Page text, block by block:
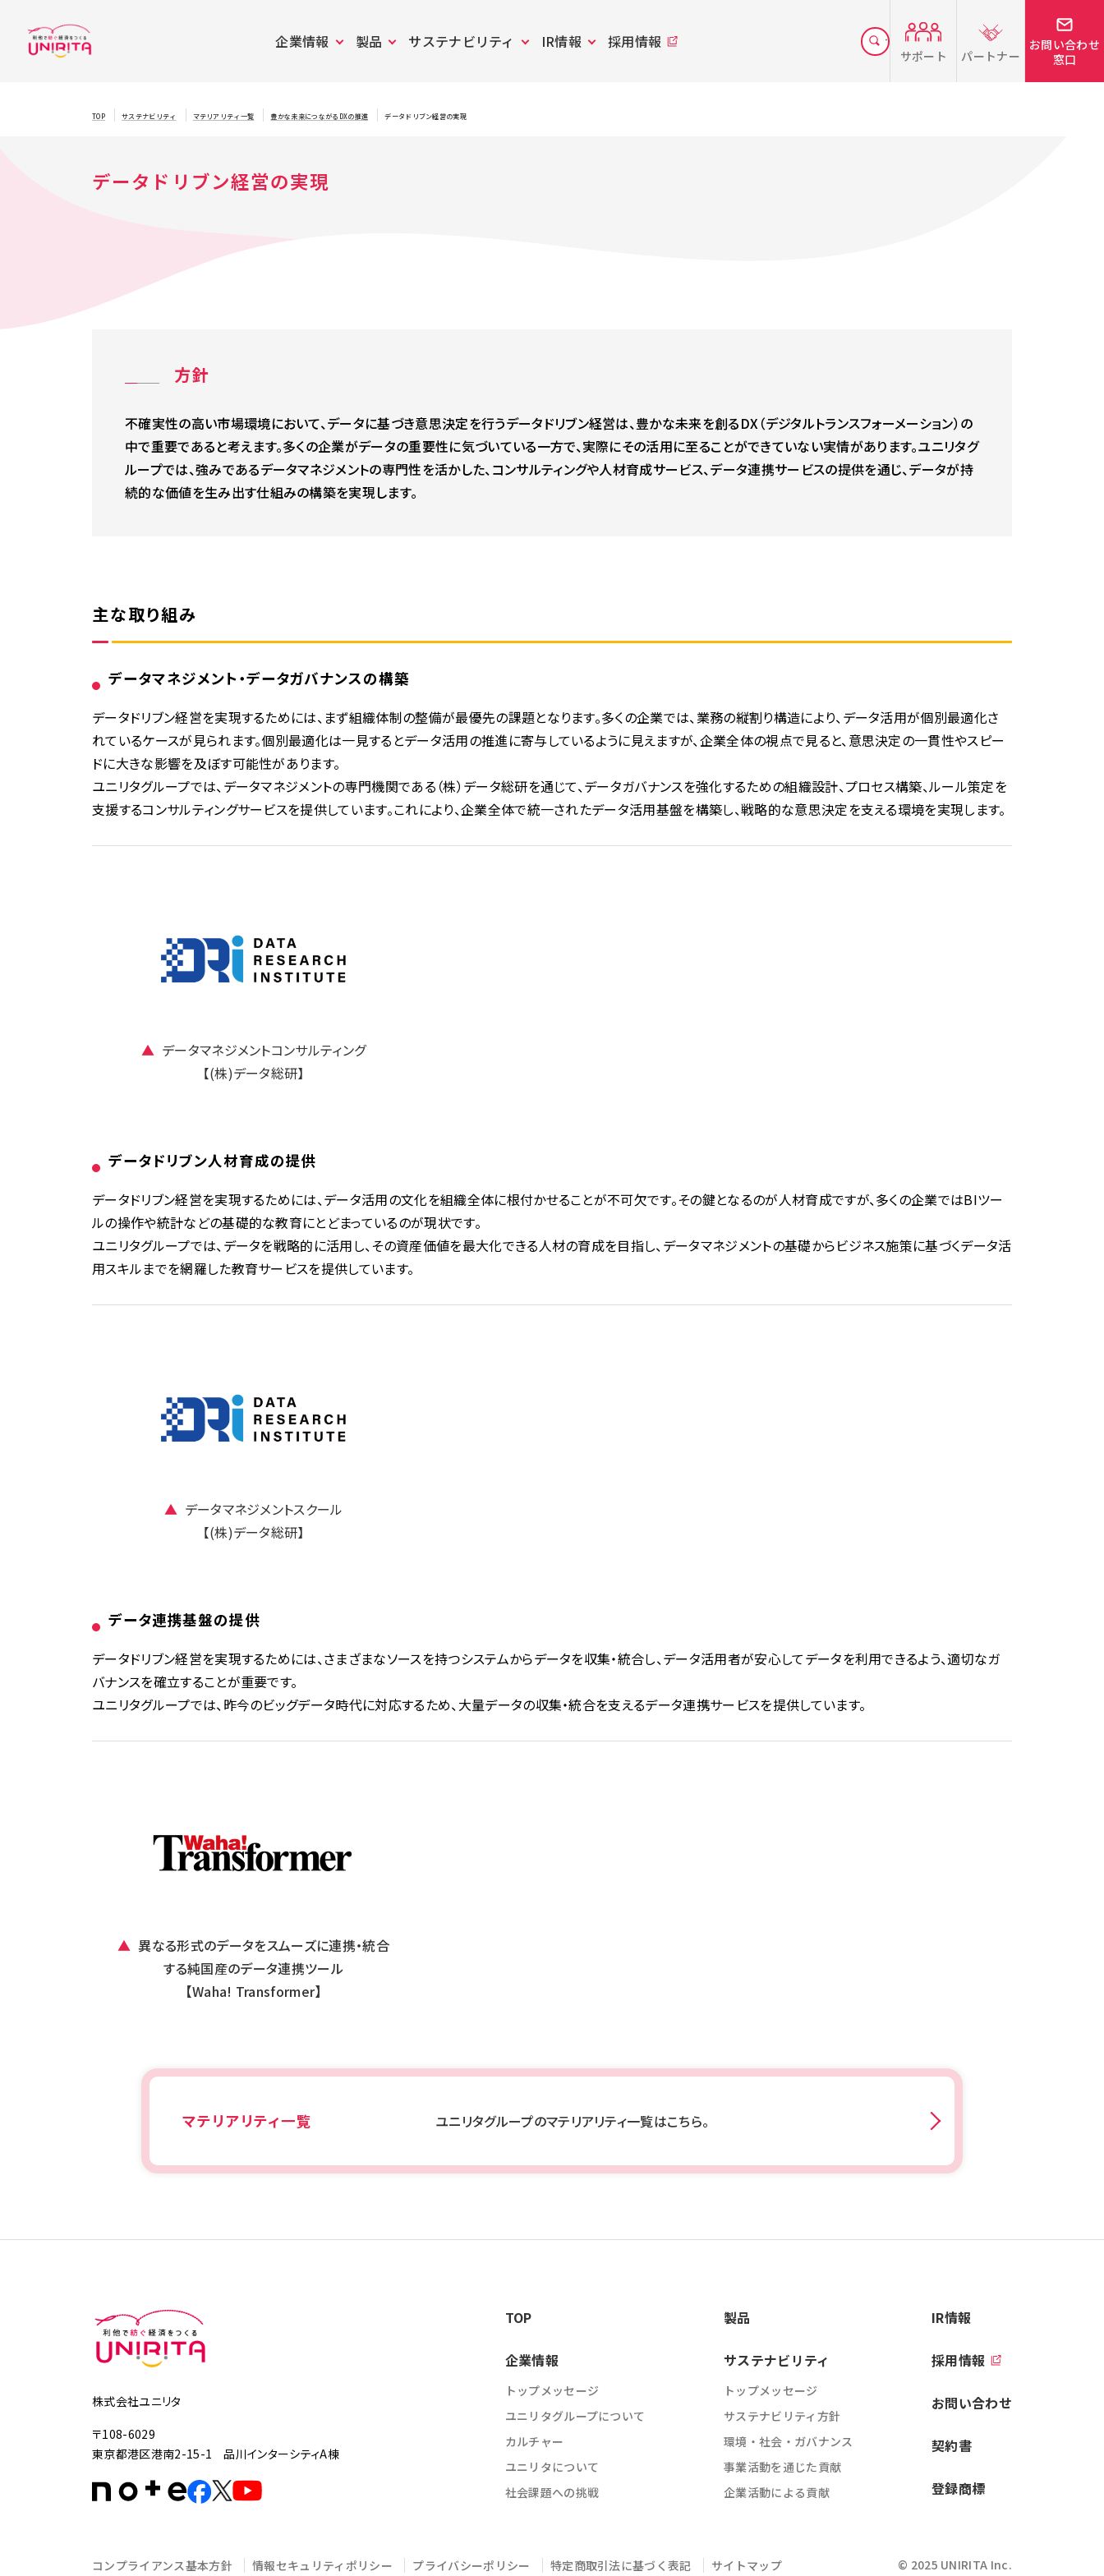
企業情報 製品 サステナビリティ IR情報 採用情報
サポート パートナー
お問い合わせ
窓口
TOP サステナビリティ マテリアリティ一覧 豊かな未来につながるDXの推進 データドリブン経営の実現
データドリブン経営の実現
方針
不確実性の高い市場環境において、データに基づき意思決定を行うデータドリブン経営は、豊かな未来を創るDX（デジタルトランスフォーメーション）の
中で重要であると考えます。多くの企業がデータの重要性に気づいている一方で、実際にその活用に至ることができていない実情があります。ユニリタグ
ループでは、強みであるデータマネジメントの専門性を活かした、コンサルティングや人材育成サービス、データ連携サービスの提供を通じ、データが持
続的な価値を生み出す仕組みの構築を実現します。
主な取り組み
データマネジメント・データガバナンスの構築
データドリブン経営を実現するためには、まず組織体制の整備が最優先の課題となります。多くの企業では、業務の縦割り構造により、データ活用が個別最適化さ
れているケースが見られます。個別最適化は一見するとデータ活用の推進に寄与しているように見えますが、企業全体の視点で見ると、意思決定の一貫性やスピー
ドに大きな影響を及ぼす可能性があります。
ユニリタグループでは、データマネジメントの専門機関である（株）データ総研を通じて、データガバナンスを強化するための組織設計、プロセス構築、ルール策定を
支援するコンサルティングサービスを提供しています。これにより、企業全体で統一されたデータ活用基盤を構築し、戦略的な意思決定を支える環境を実現します。
▲ データマネジメントコンサルティング
【(株)データ総研】
データドリブン人材育成の提供
データドリブン経営を実現するためには、データ活用の文化を組織全体に根付かせることが不可欠です。その鍵となるのが人材育成ですが、多くの企業ではBIツー
ルの操作や統計などの基礎的な教育にとどまっているのが現状です。
ユニリタグループでは、データを戦略的に活用し、その資産価値を最大化できる人材の育成を目指し、データマネジメントの基礎からビジネス施策に基づくデータ活
用スキルまでを網羅した教育サービスを提供しています。
▲ データマネジメントスクール
【(株)データ総研】
データ連携基盤の提供
データドリブン経営を実現するためには、さまざまなソースを持つシステムからデータを収集・統合し、データ活用者が安心してデータを利用できるよう、適切なガ
バナンスを確立することが重要です。
ユニリタグループでは、昨今のビッグデータ時代に対応するため、大量データの収集・統合を支えるデータ連携サービスを提供しています。
▲ 異なる形式のデータをスムーズに連携・統合
する純国産のデータ連携ツール
【Waha! Transformer】
マテリアリティ一覧 ユニリタグループのマテリアリティ一覧はこちら。
株式会社ユニリタ
〒108-6029
東京都港区港南2-15-1 品川インターシティA棟
TOP
企業情報
トップメッセージ
ユニリタグループについて
カルチャー
ユニリタについて
社会課題への挑戦
製品
サステナビリティ
トップメッセージ
サステナビリティ方針
環境・社会・ガバナンス
事業活動を通じた貢献
企業活動による貢献
IR情報
採用情報
お問い合わせ
契約書
登録商標
コンプライアンス基本方針 情報セキュリティポリシー プライバシーポリシー 特定商取引法に基づく表記 サイトマップ © 2025 UNIRITA Inc.